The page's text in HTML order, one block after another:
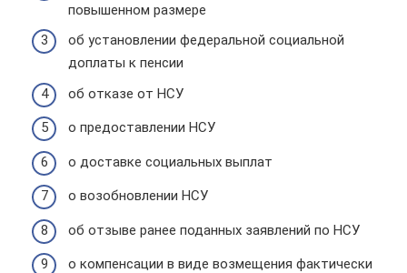
повышенном размере
об установлении федеральной социальной
доплаты к пенсии
об отказе от НСУ
о предоставлении НСУ
о доставке социальных выплат
о возобновлении НСУ
об отзыве ранее поданных заявлений по НСУ
о компенсации в виде возмещения фактически